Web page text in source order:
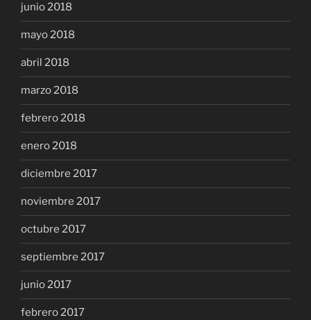
junio 2018
mayo 2018
abril 2018
marzo 2018
febrero 2018
enero 2018
diciembre 2017
noviembre 2017
octubre 2017
septiembre 2017
junio 2017
febrero 2017